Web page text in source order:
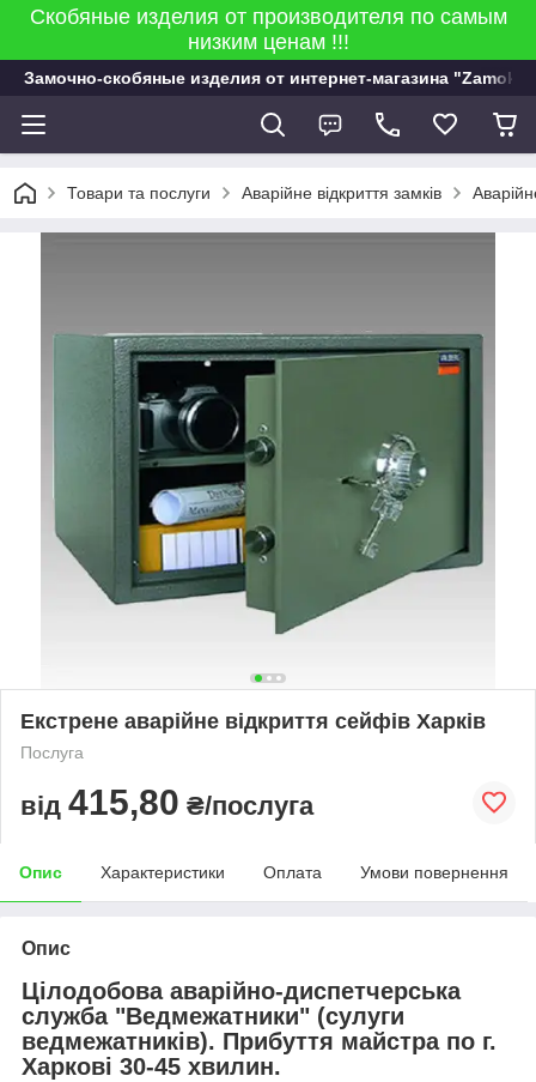
Скобяные изделия от производителя по самым
низким ценам !!!
Замочно-скобяные изделия от интернет-магазина "Zamok
Товари та послуги Аварійне відкриття замків
Екстрене аварійне відкриття сейфів Харків
Послуга
від 415,80 ₴/послуга
Опис Характеристики Оплата Умови повернення
Опис
Цілодобова аварійно-диспетчерська
служба "Ведмежатники" (сулуги
ведмежатників). Прибуття майстра по г.
Харкові 30-45 хвилин.